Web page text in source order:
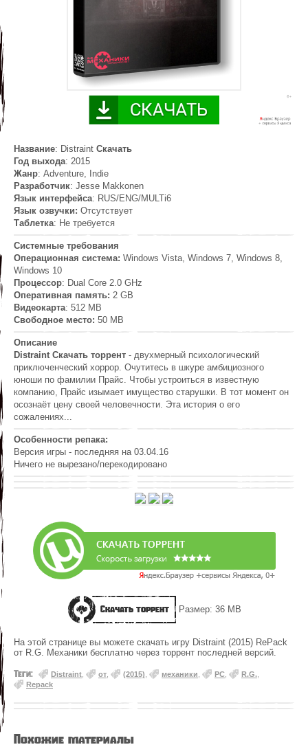
Название: Distraint Скачать
Год выхода: 2015
Жанр: Adventure, Indie
Разработчик: Jesse Makkonen
Язык интерфейса: RUS/ENG/MULTi6
Язык озвучки: Отсутствует
Таблетка: Не требуется
Системные требования
Операционная система: Windows Vista, Windows 7, Windows 8,
Windows 10
Процессор: Dual Core 2.0 GHz
Оперативная память: 2 GB
Видеокарта: 512 MB
Свободное место: 50 MB
Описание
Distraint Скачать торрент - двухмерный психологический
приключенческий хоррор. Очутитесь в шкуре амбициозного
юноши по фамилии Прайс. Чтобы устроиться в известную
компанию, Прайс изымает имущество старушки. В тот момент он
осознаёт цену своей человечности. Эта история о его
сожалениях...
Особенности репака:
Версия игры - последняя на 03.04.16
Ничего не вырезано/перекодировано
Скачать торрент Размер: 36 MB
На этой странице вы можете скачать игру Distraint (2015) RePack
от R.G. Механики бесплатно через торрент последней версий.
Теги: Distraint от (2015) механики PC R.G.
Repack
Похожие материалы